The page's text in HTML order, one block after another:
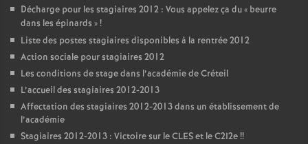
Décharge pour les stagiaires 2012 : Vous appelez ça du « beurre
dans les épinards »!
Liste des postes stagiaires disponibles à la rentrée 2012
Action sociale pour stagiaires 2012
Les conditions de stage dans l’académie de Créteil
L’accueil des stagiaires 2012-2013
Affectation des stagiaires 2012-2013 dans un établissement de
l’académie
Stagiaires 2012-2013 : Victoire sur leCLESet le C2I2e!!